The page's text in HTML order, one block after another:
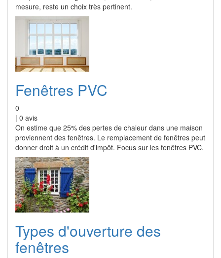
mesure, reste un choix très pertinent.
Fenêtres PVC
0
| 0 avis
On estime que 25% des pertes de chaleur dans une maison
proviennent des fenêtres. Le remplacement de fenêtres peut
donner droit à un crédit d'impôt. Focus sur les fenêtres PVC.
Types d'ouverture des
fenêtres